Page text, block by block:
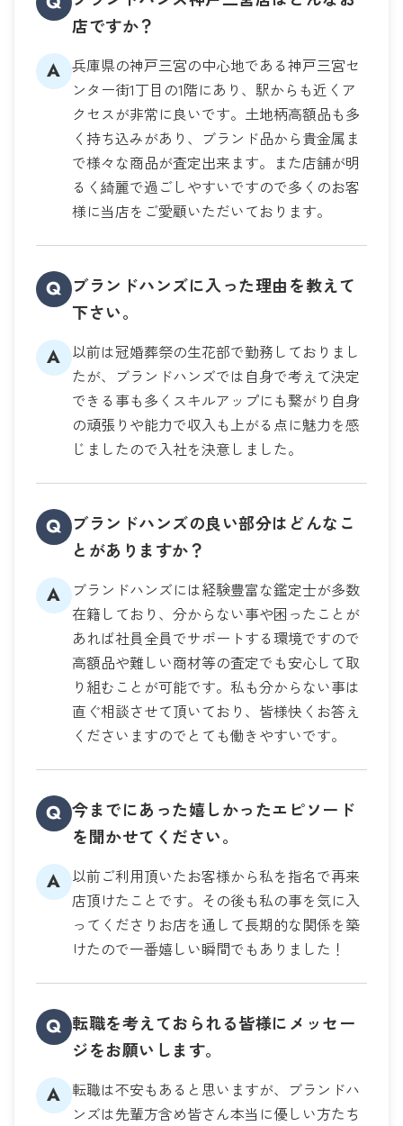
店ですか？
A 兵庫県の神戸三宮の中心地である神戸三宮セ
ンター街1丁目の1階にあり、駅からも近くア
クセスが非常に良いです。土地柄高額品も多
く持ち込みがあり、ブランド品から貴金属ま
で様々な商品が査定出来ます。また店舗が明
るく綺麗で過ごしやすいですので多くのお客
様に当店をご愛顧いただいております。
Q ブランドハンズに入った理由を教えて
下さい。
A 以前は冠婚葬祭の生花部で勤務しておりまし
たが、ブランドハンズでは自身で考えて決定
できる事も多くスキルアップにも繋がり自身
の頑張りや能力で収入も上がる点に魅力を感
じましたので入社を決意しました。
Q ブランドハンズの良い部分はどんなこ
とがありますか？
A
ブランドハンズには経験豊富な鑑定士が多数
在籍しており、分からない事や困ったことが
あれば社員全員でサポートする環境ですので
高額品や難しい商材等の査定でも安心して取
り組むことが可能です。私も分からない事は
直ぐ相談させて頂いており、皆様快くお答え
くださいますのでとても働きやすいです。
Q 今までにあった嬉しかったエピソード
を聞かせてください。
A 以前ご利用頂いたお客様から私を指名で再来
店頂けたことです。その後も私の事を気に入
ってくださりお店を通して長期的な関係を築
けたので一番嬉しい瞬間でもありました！
Q 転職を考えておられる皆様にメッセー
ジをお願いします。
A 転職は不安もあると思いますが、ブランドハ
ンズは先輩方含め皆さん本当に優しい方たち